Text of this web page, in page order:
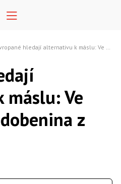
hledají alternativu k máslu: Ve hře je i napodobenina z červů
Ve
z